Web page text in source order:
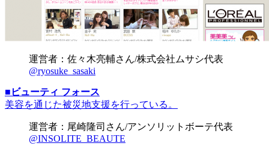
運営者：佐々木亮輔さん/株式会社ムサシ代表
@ryosuke_sasaki
■ビューティ フォース
美容を通じた被災地支援を行っている。
運営者：尾崎隆司さん/アンソリットボーテ代表
@INSOLITE_BEAUTE